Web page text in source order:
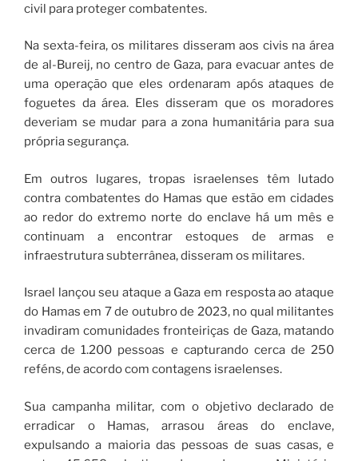
civil para proteger combatentes.
Na sexta-feira, os militares disseram aos civis na área
de al-Bureij, no centro de Gaza, para evacuar antes de
uma operação que eles ordenaram após ataques de
foguetes da área. Eles disseram que os moradores
deveriam se mudar para a zona humanitária para sua
própria segurança.
Em outros lugares, tropas israelenses têm lutado
contra combatentes do Hamas que estão em cidades
ao redor do extremo norte do enclave há um mês e
continuam a encontrar estoques de armas e
infraestrutura subterrânea, disseram os militares.
Israel lançou seu ataque a Gaza em resposta ao ataque
do Hamas em 7 de outubro de 2023, no qual militantes
invadiram comunidades fronteiriças de Gaza, matando
cerca de 1.200 pessoas e capturando cerca de 250
reféns, de acordo com contagens israelenses.
Sua campanha militar, com o objetivo declarado de
erradicar o Hamas, arrasou áreas do enclave,
expulsando a maioria das pessoas de suas casas, e